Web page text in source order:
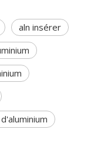
aln insérer